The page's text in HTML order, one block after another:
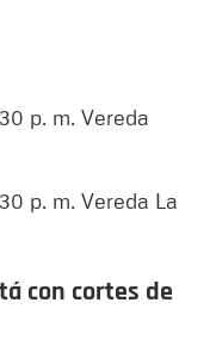
p. m. Vereda
p. m. Vereda La
con cortes de